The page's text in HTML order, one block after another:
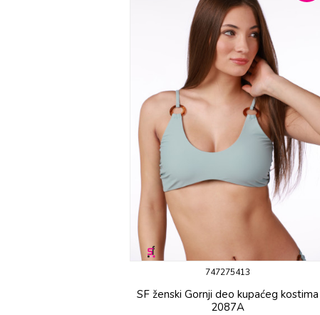
747275413
SF ženski Gornji deo kupaćeg kostima
2087A